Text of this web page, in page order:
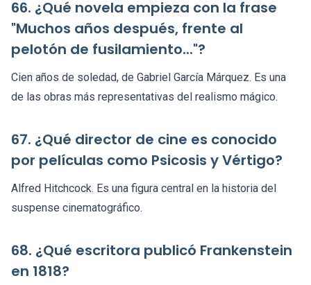
66. ¿Qué novela empieza con la frase
"Muchos años después, frente al
pelotón de fusilamiento..."?
Cien años de soledad, de Gabriel García Márquez. Es una
de las obras más representativas del realismo mágico.
67. ¿Qué director de cine es conocido
por películas como Psicosis y Vértigo?
Alfred Hitchcock. Es una figura central en la historia del
suspense cinematográfico.
68. ¿Qué escritora publicó Frankenstein
en 1818?